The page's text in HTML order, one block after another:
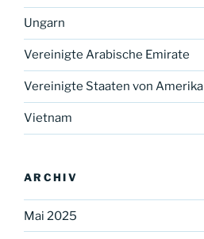
Ungarn
Vereinigte Arabische Emirate
Vereinigte Staaten von Amerika
Vietnam
ARCHIV
Mai 2025